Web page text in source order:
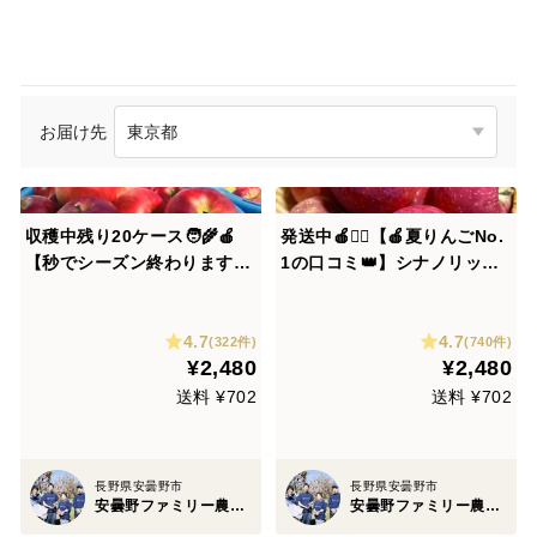
お届け先
収穫中残り20ケース🧑‍🌾🍎
【秒でシーズン終わります】
州 安曇野 リンゴ 幻 幻のリン
4.7(322件)
¥2,480
送料 ¥702
長野県安曇野市
安曇野ファミリー農産 果物部門4年連続1位&殿堂入り&りんごグランプリ2025最高金賞1位 信州りんご 幻のりんご
発送中🍎🏃‍♀️【🍎夏りんごNo.
1の口コミ👑】シナノリップ3
野 リンゴ 幻 幻のリンゴ 予約
4.7(740件)
¥2,480
送料 ¥702
長野県安曇野市
安曇野ファミリー農産 果物部門4年連続1位&殿堂入り&りんごグランプリ2025最高金賞1位 信州りんご 幻のりんご